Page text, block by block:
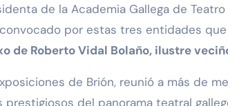
de la Academia Gallega de
por estas tres entidades que
de Roberto Vidal Bolaño, ilustre
de Brión, reunió a más de
del panorama teatral